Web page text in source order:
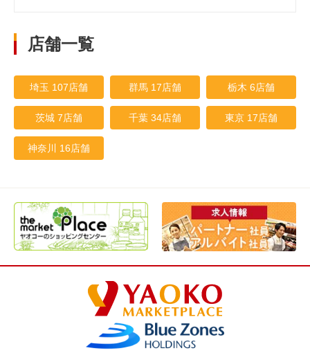
店舗一覧
埼玉 107店舗 群馬 17店舗 栃木 6店舗
茨城 7店舗 千葉 34店舗 東京 17店舗
神奈川 16店舗